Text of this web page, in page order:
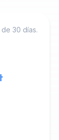
de 30 días.